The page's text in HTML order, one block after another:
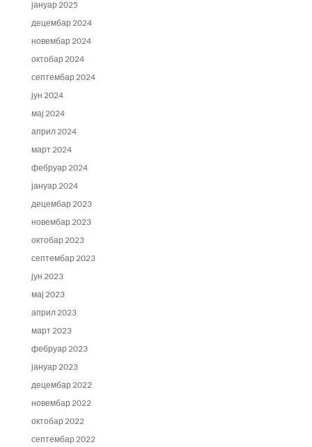
јануар 2025
децембар 2024
новембар 2024
октобар 2024
септембар 2024
јун 2024
мај 2024
април 2024
март 2024
фебруар 2024
јануар 2024
децембар 2023
новембар 2023
октобар 2023
септембар 2023
јун 2023
мај 2023
април 2023
март 2023
фебруар 2023
јануар 2023
децембар 2022
новембар 2022
октобар 2022
септембар 2022